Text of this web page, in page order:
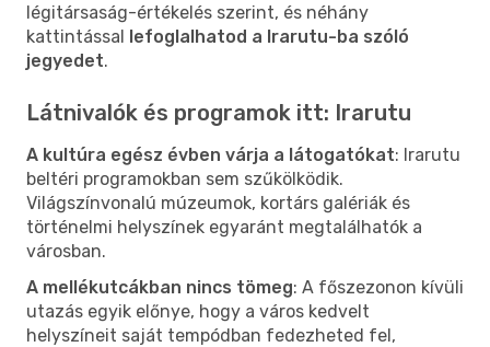
légitársaság-értékelés szerint, és néhány
kattintással lefoglalhatod a Irarutu-ba szóló
jegyedet.
Látnivalók és programok itt: Irarutu
A kultúra egész évben várja a látogatókat: Irarutu
beltéri programokban sem szűkölködik.
Világszínvonalú múzeumok, kortárs galériák és
történelmi helyszínek egyaránt megtalálhatók a
városban.
A mellékutcákban nincs tömeg: A főszezonon kívüli
utazás egyik előnye, hogy a város kedvelt
helyszíneit saját tempódban fedezheted fel,